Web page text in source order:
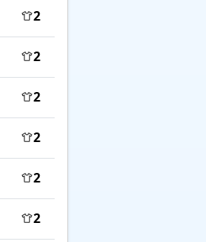
2
2
2
2
2
2